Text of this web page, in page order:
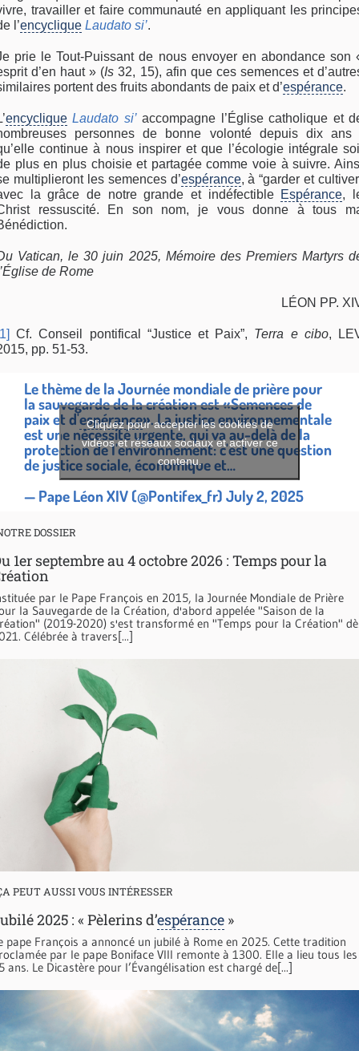
travailler et faire communauté en appliquant les
l’encyclique Laudato si’.
prie le Tout-Puissant de nous envoyer en abondance son
d’en haut » (Is 32, 15), afin que ces semences et
portent des fruits abondants de paix et d’espérance.
encyclique Laudato si’accompagne l’Église catholique et
personnes de bonne volonté depuis dix ans
continue à nous inspirer et que l’écologie intégrale
plus en plus choisie et partagée comme voie à suivre.
multiplieront les semences d’espérance, à “garder et
la grâce de notre grande et indéfectible Espérance,
ressuscité. En son nom, je vous donne à tous
Vatican, le 30 juin 2025, Mémoire des Premiers Martyrs
de Rome
LÉON PP.
Cf. Conseil pontifical “Justice et Paix”, Terra e cibo,
pp. 51-53.
Le thème de la Journée mondiale de prière pour
la sauvegarde de la création est «Semences de
paix et d'espérance». La justice environnementale
est une nécessité urgente, qui va au-delà de la
protection de l'environnement: c'est une question
de justice sociale, économique et…
— Pape Léon XIV (@Pontifex_fr) July 2, 2025
Cliquez pour accepter les cookies de
vidéos et réseaux sociaux et activer ce
contenu.
DOSSIER
1er septembre au 4 octobre 2026 : Temps pour la
par le Pape François en 2015, la Journée Mondiale de Prière
la Sauvegarde de la Création, d'abord appelée "Saison de la
(2019-2020) s'est transformé en "Temps pour la Création"
Célébrée à travers[...]
PEUT AUSSI VOUS INTÉRESSER
2025 : « Pèlerins d’espérance »
pape François a annoncé un jubilé à Rome en 2025. Cette tradition
par le pape Boniface VIII remonte à 1300. Elle a lieu tous les
ans. Le Dicastère pour l’Évangélisation est chargé de[...]